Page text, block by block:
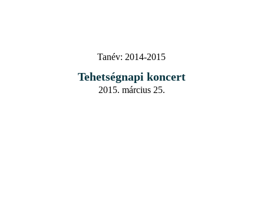
Tanév: 2014-2015
Tehetségnapi koncert
2015. március 25.